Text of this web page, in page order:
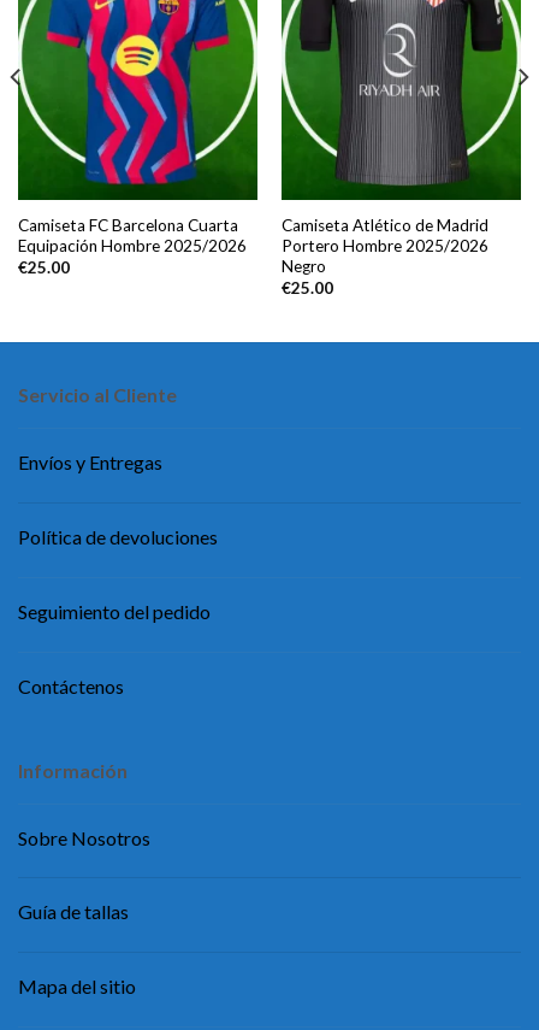
Camiseta FC Barcelona Cuarta
Equipación Hombre 2025/2026
€25.00
Camiseta Atlético de Madrid
Portero Hombre 2025/2026
Negro
€25.00
Servicio al Cliente
Envíos y Entregas
Política de devoluciones
Seguimiento del pedido
Contáctenos
Información
Sobre Nosotros
Guía de tallas
Mapa del sitio